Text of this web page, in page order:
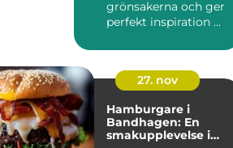
grönsakerna och ger
perfekt inspiration ...
27. nov
Hamburgare i
Bandhagen: En
smakupplevelse i